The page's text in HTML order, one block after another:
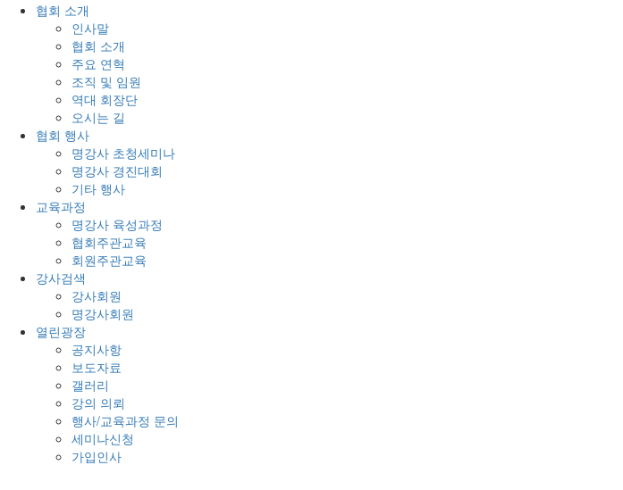
협회 소개
인사말
협회 소개
주요 연혁
조직 및 임원
역대 회장단
오시는 길
협회 행사
명강사 초청세미나
명강사 경진대회
기타 행사
교육과정
명강사 육성과정
협회주관교육
회원주관교육
강사검색
강사회원
명강사회원
열린광장
공지사항
보도자료
갤러리
강의 의뢰
행사/교육과정 문의
세미나신청
가입인사